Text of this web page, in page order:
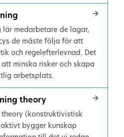
medarbetare de lagar,
de måste följa för att
och regelefterlevnad. Det
minska risker och skapa
arbetsplats.
theory
(konstruktivistisk
bygger kunskap